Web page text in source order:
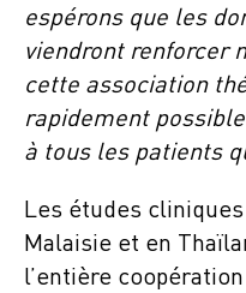
espérons que les
viendront renforcer
cette association
rapidement
à tous les patients
Les études cliniques
Malaisie et en
l’entière